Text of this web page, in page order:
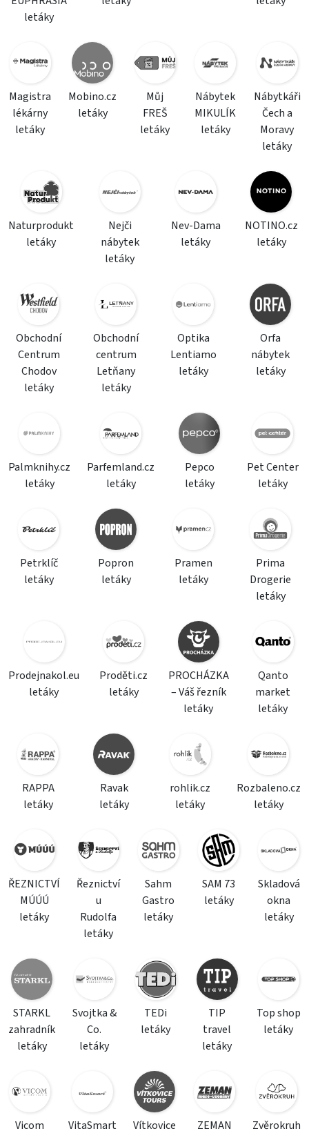
letáky
Magistra
lékárny
letáky
Mobino.cz
letáky
Můj
FREŠ
letáky
Nábytek
MIKULÍK
letáky
Nábytkáři
Čech a
Moravy
letáky
Naturprodukt
letáky
Nejči
nábytek
letáky
Nev-Dama
letáky
NOTINO.cz
letáky
Obchodní
Centrum
Chodov
letáky
Obchodní
centrum
Letňany
letáky
Optika
Lentiamo
letáky
Orfa
nábytek
letáky
Palmknihy.cz
letáky
Parfemland.cz
letáky
Pepco
letáky
Pet Center
letáky
Petrklíč
letáky
Popron
letáky
Pramen
letáky
Prima
Drogerie
letáky
Prodejnakol.eu
letáky
Proděti.cz
letáky
PROCHÁZKA
– Váš řezník
letáky
Qanto
market
letáky
RAPPA
letáky
Ravak
letáky
rohlik.cz
letáky
Rozbaleno.cz
letáky
ŘEZNICTVÍ
MÚÚÚ
letáky
Řeznictví
u
Rudolfa
letáky
Sahm
Gastro
letáky
SAM 73
letáky
Skladová
okna
letáky
STARKL
zahradník
letáky
Svojtka &
Co.
letáky
TEDi
letáky
TIP
travel
letáky
Top shop
letáky
Vicom
VitaSmart
Vítkovice
ZEMAN
Zvěrokruh